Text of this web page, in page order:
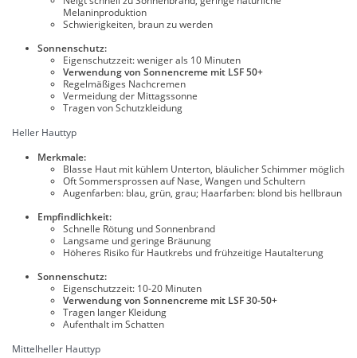
Melaninproduktion
Schwierigkeiten, braun zu werden
Sonnenschutz:
Eigenschutzzeit: weniger als 10 Minuten
Verwendung von Sonnencreme mit LSF 50+
Regelmäßiges Nachcremen
Vermeidung der Mittagssonne
Tragen von Schutzkleidung
Heller Hauttyp
Merkmale:
Blasse Haut mit kühlem Unterton, bläulicher Schimmer möglich
Oft Sommersprossen auf Nase, Wangen und Schultern
Augenfarben: blau, grün, grau; Haarfarben: blond bis hellbraun
Empfindlichkeit:
Schnelle Rötung und Sonnenbrand
Langsame und geringe Bräunung
Höheres Risiko für Hautkrebs und frühzeitige Hautalterung
Sonnenschutz:
Eigenschutzzeit: 10-20 Minuten
Verwendung von Sonnencreme mit LSF 30-50+
Tragen langer Kleidung
Aufenthalt im Schatten
Mittelheller Hauttyp